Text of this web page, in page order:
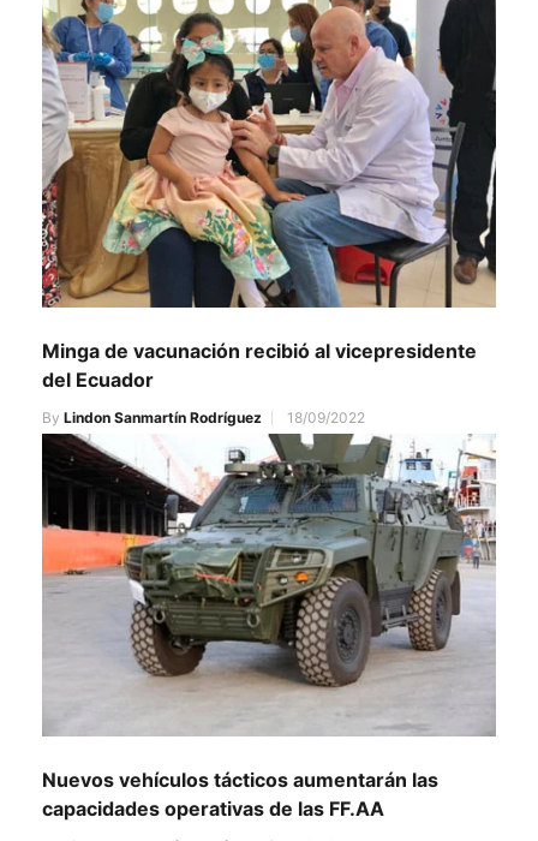
Minga de vacunación recibió al vicepresidente
del Ecuador
By Lindon Sanmartín Rodríguez 18/09/2022
Nuevos vehículos tácticos aumentarán las
capacidades operativas de las FF.AA